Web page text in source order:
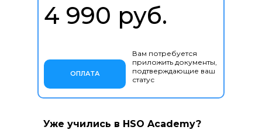
Уже учились в HSO Academy?
4 990 руб.
Вам потребуется
приложить документы,
подтверждающие ваш
статус
ОПЛАТА